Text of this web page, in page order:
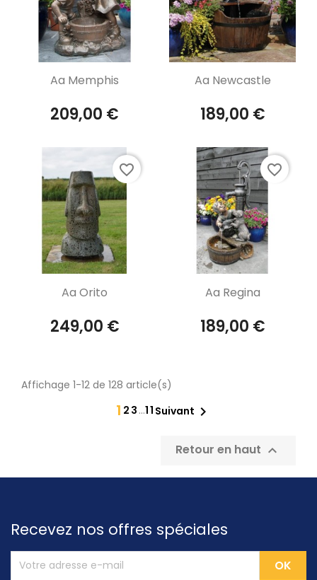
Aperçu rapide
Aa Memphis
209,00 €
Aperçu rapide
Aa Newcastle
189,00 €
Aperçu rapide
Aa Orito
249,00 €
favorite_border
Aperçu rapide
Aa Regina
189,00 €
favorite_border
Affichage 1-12 de 128 article(s)
1 2 3 …11 Suivant 
Retour en haut 
Recevez nos offres spéciales